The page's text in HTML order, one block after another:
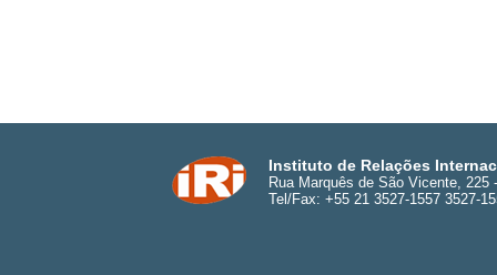
Instituto de Relações
Rua Marquês de São Vicente,
Tel/Fax: +55 21 3527-1557 3527-